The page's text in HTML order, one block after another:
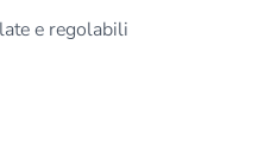
e regolabili